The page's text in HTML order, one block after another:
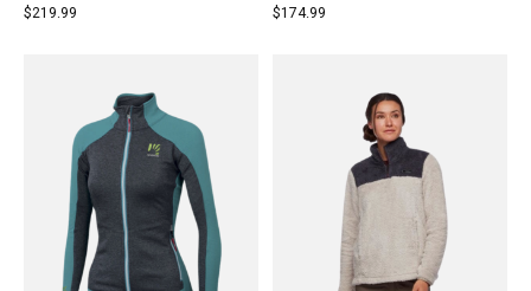
$219.99 $174.99